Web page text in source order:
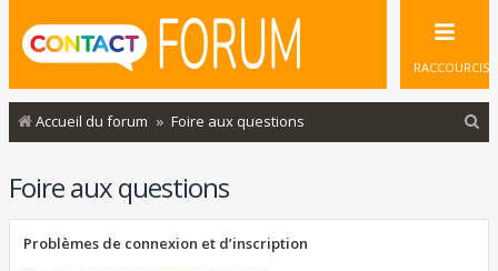
RACCOURCIS
Accueil du forum Foire aux questions
Foire aux questions
Problèmes de connexion et d’inscription